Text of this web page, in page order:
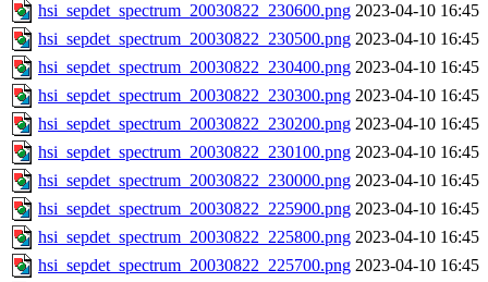
hsi_sepdet_spectrum_20030822_230600.png 2023-04-10 16:45
hsi_sepdet_spectrum_20030822_230500.png 2023-04-10 16:45
hsi_sepdet_spectrum_20030822_230400.png 2023-04-10 16:45
hsi_sepdet_spectrum_20030822_230300.png 2023-04-10 16:45
hsi_sepdet_spectrum_20030822_230200.png 2023-04-10 16:45
hsi_sepdet_spectrum_20030822_230100.png 2023-04-10 16:45
hsi_sepdet_spectrum_20030822_230000.png 2023-04-10 16:45
hsi_sepdet_spectrum_20030822_225900.png 2023-04-10 16:45
hsi_sepdet_spectrum_20030822_225800.png 2023-04-10 16:45
hsi_sepdet_spectrum_20030822_225700.png 2023-04-10 16:45